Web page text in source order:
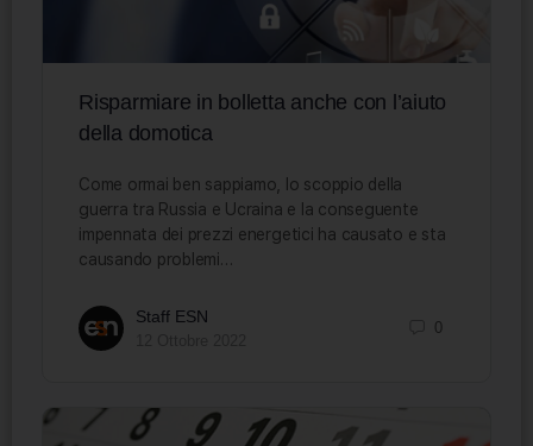
Risparmiare in bolletta anche con l’aiuto
della domotica
Come ormai ben sappiamo, lo scoppio della
guerra tra Russia e Ucraina e la conseguente
impennata dei prezzi energetici ha causato e sta
causando problemi…
Staff ESN
0